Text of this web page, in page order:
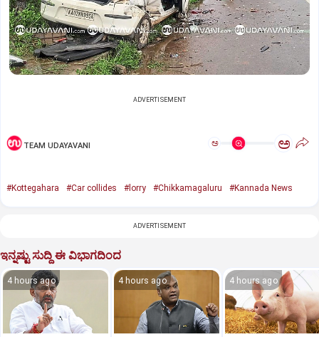
ADVERTISEMENT
TEAM UDAYAVANI ಅ ಅ
#Kottegahara #Car collides #lorry #Chikkamagaluru #Kannada News
ADVERTISEMENT
ಇನ್ನಷ್ಟು ಸುದ್ದಿ ಈ ವಿಭಾಗದಿಂದ
4 hours ago 4 hours ago 4 hours ago